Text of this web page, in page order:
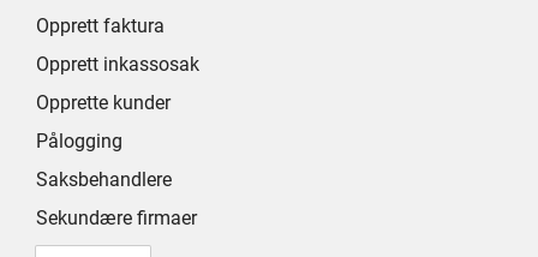
Opprett faktura
Opprett inkassosak
Opprette kunder
Pålogging
Saksbehandlere
Sekundære firmaer